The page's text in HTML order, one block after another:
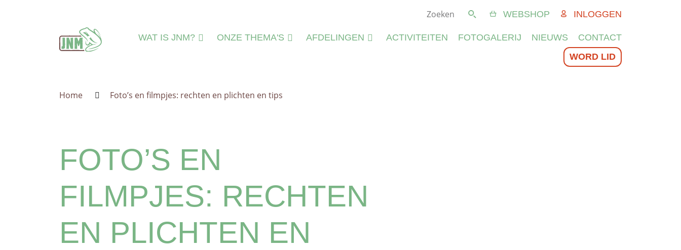
Terug naar de homepage
Zoeken
WAT IS JNM?
LEEFTIJDSGROEPEN
ORGANISATIE
JNM'ER WORDEN
JNM STEUNEN
GESCHIEDENIS
ONZE THEMA'S
MILIEU
AFDELINGEN ACTIVITEITEN FOTOGALERIJ NIEUWS
CONTACT
WORD LID
WEBSHOP INLOGGEN
Home Foto’s en filmpjes: rechten en plichten en tips
FOTO’S EN
FILMPJES: RECHTEN
EN PLICHTEN EN